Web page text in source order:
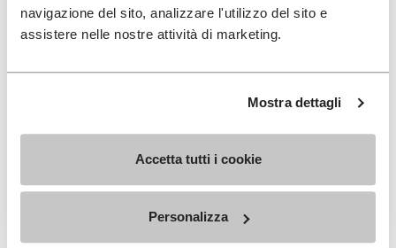
navigazione del sito, analizzare l'utilizzo del sito e
assistere nelle nostre attività di marketing.
Mostra dettagli
Accetta tutti i cookie
Personalizza
+ 3 colori + 3 colori
Add to wishlist High Crew
Add